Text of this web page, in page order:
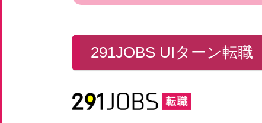
291JOBS UIターン転